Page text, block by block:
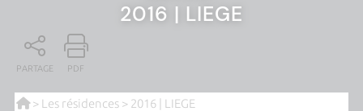
2016 | LIEGE
PARTAGE PDF
> Les résidences> 2016 | LIEGE